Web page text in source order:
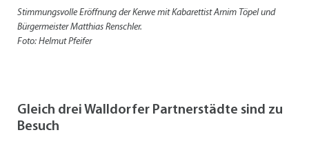
Stimmungsvolle Eröffnung der Kerwe mit Kabarettist Arnim Töpel und
Bürgermeister Matthias Renschler.
Foto: Helmut Pfeifer
Gleich drei Walldorfer Partnerstädte sind zu
Besuch